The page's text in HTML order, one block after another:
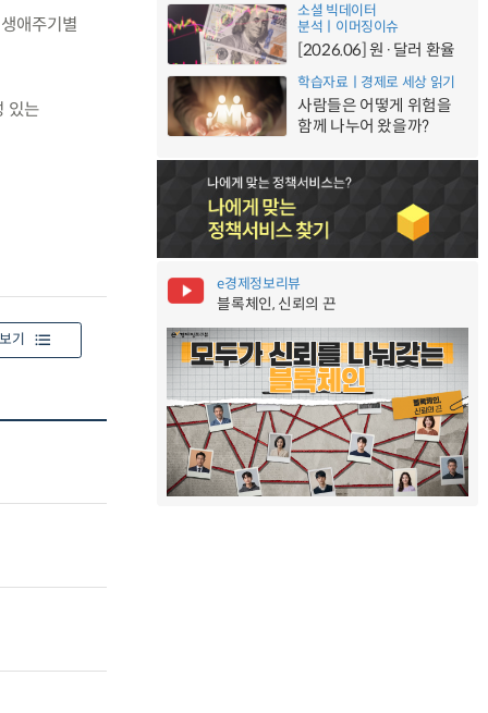
애주기별
있는
기
소셜 빅데이터
분석ㅣ이머징이슈
[2026.06] 원·달러 환율
학습자료ㅣ경제로 세상 읽기
사람들은 어떻게 위험을
함께 나누어 왔을까?
e경제정보리뷰
블록체인, 신뢰의 끈